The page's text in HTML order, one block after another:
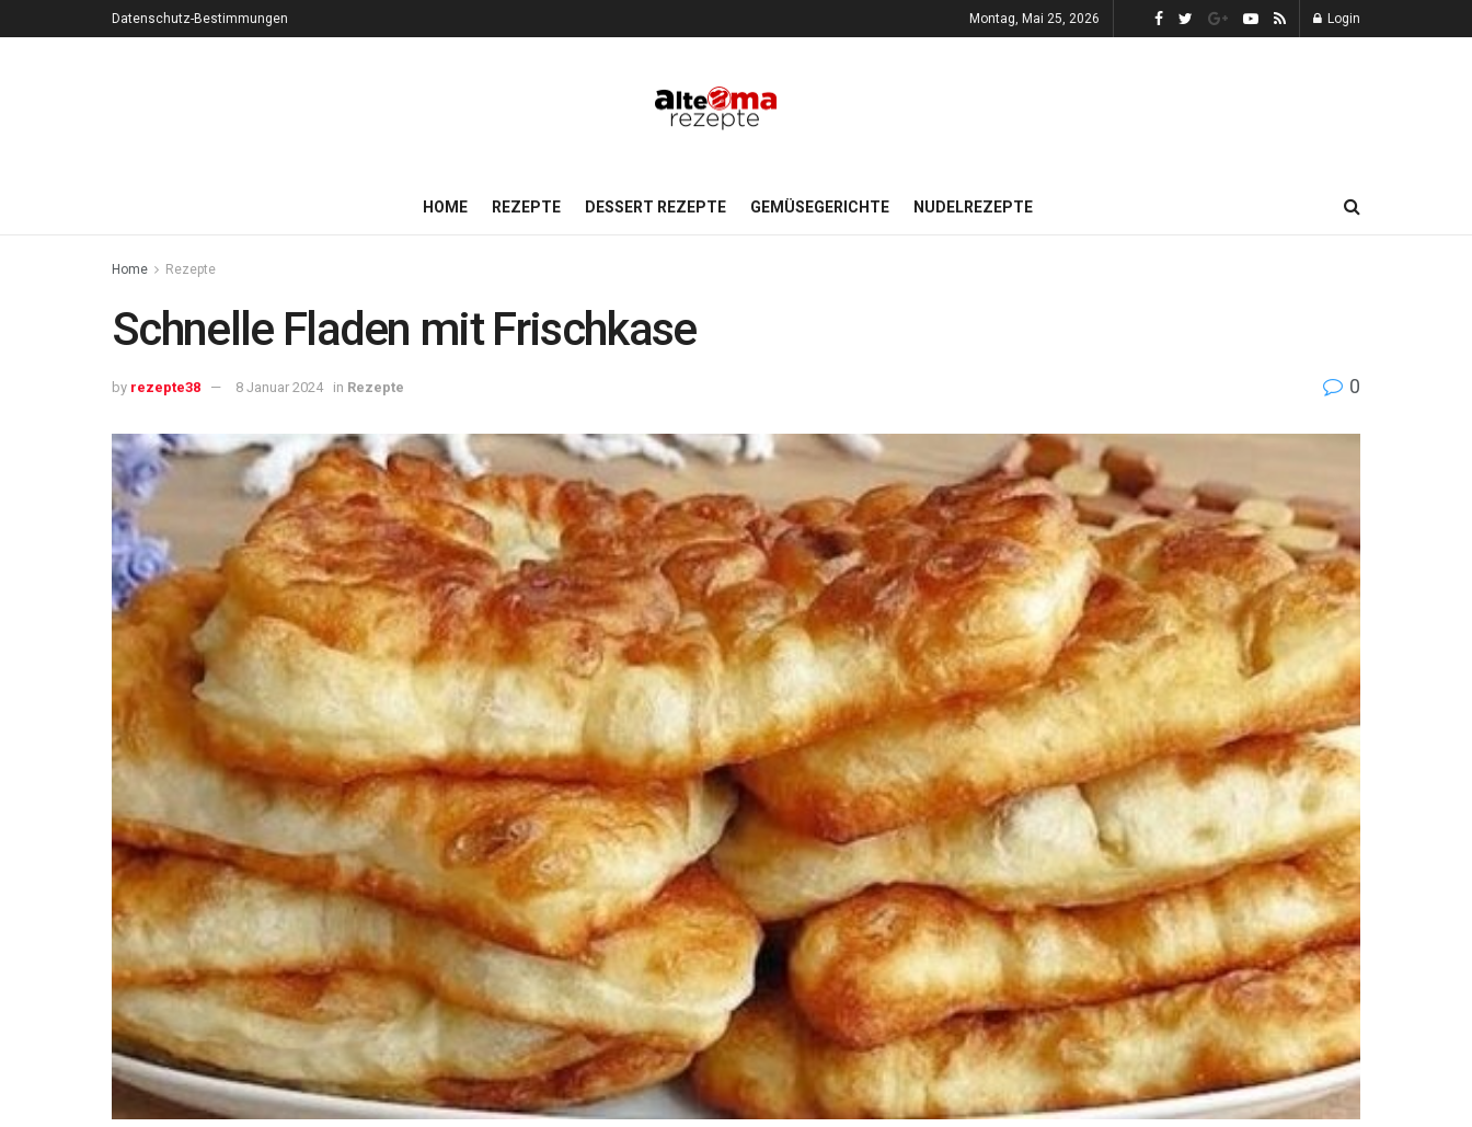
Datenschutz-Bestimmungen Montag, Mai 25, 2026 Login
HOME REZEPTE DESSERT REZEPTE GEMÜSEGERICHTE NUDELREZEPTE
Home Rezepte
Schnelle Fladen mit Frischkase
by rezepte38 8 Januar 2024 in Rezepte 0